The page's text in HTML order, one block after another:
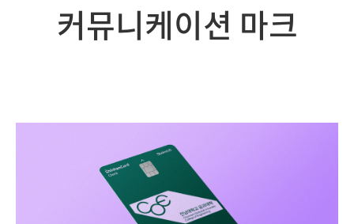
커뮤니케이션 마크